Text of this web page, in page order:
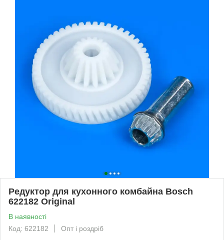
Редуктор для кухонного комбайна Bosch
622182 Original
В наявності
Код: 622182
Опт і роздріб